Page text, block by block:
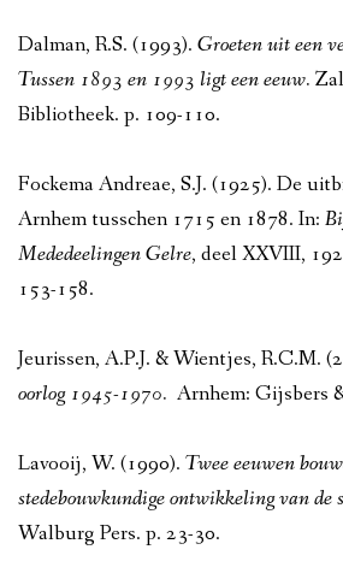
Dalman, R.S. (1993). Groeten uit een
Tussen 1893 en 1993 ligt een eeuw.
Bibliotheek. p. 109-110.
Fockema Andreae, S.J. (1925). De
Arnhem tusschen 1715 en 1878. In:
Mededeelingen Gelre, deel XXVIII,
153-158.
Jeurissen, A.P.J. & Wientjes, R.C.M.
oorlog 1945-1970. Arnhem: Gijsbers
Lavooij, W. (1990). Twee eeuwen
stedebouwkundige ontwikkeling van de
Walburg Pers. p. 23-30.